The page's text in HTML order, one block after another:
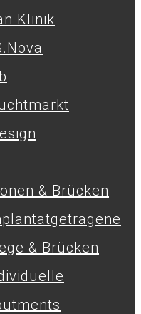
Klinik
& Brücken
& Brücken